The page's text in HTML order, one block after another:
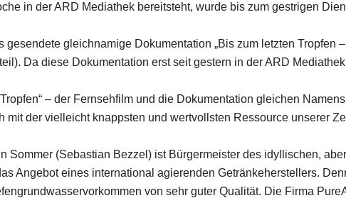
in der ARD Mediathek bereitsteht, wurde bis zum gestrigen
gesendete gleichnamige Dokumentation „Bis zum letzten
Da diese Dokumentation erst seit gestern in der ARD
– der Fernsehfilm und die Dokumentation gleichen
mit der vielleicht knappsten und wertvollsten Ressource unserer
Sommer (Sebastian Bezzel) ist Bürgermeister des idyllischen,
Angebot eines international agierenden Getränkeherstellers.
von sehr guter Qualität. Die Firma